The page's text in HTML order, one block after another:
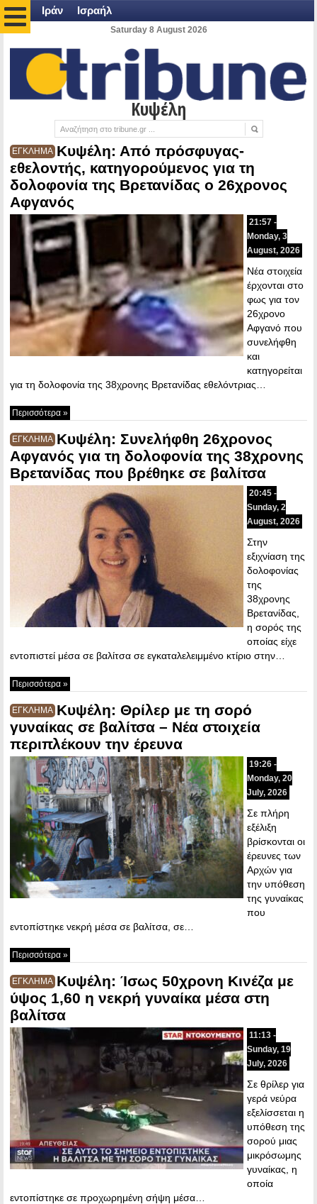
Ιράν Ισραήλ
Saturday 8 August 2026
Κυψέλη
ΕΓΚΛΗΜΑ Κυψέλη: Από πρόσφυγας-
εθελοντής, κατηγορούμενος για τη
δολοφονία της Βρετανίδας ο 26χρονος
Αφγανός
21:57 -
Monday, 3
August, 2026
Νέα στοιχεία
έρχονται στο
φως για τον
26χρονο
Αφγανό που
συνελήφθη
και
κατηγορείται
για τη δολοφονία της 38χρονης Βρετανίδας εθελόντριας…
Περισσότερα »
ΕΓΚΛΗΜΑ Κυψέλη: Συνελήφθη 26χρονος
Αφγανός για τη δολοφονία της 38χρονης
Βρετανίδας που βρέθηκε σε βαλίτσα
20:45 -
Sunday, 2
August, 2026
Στην
εξιχνίαση της
δολοφονίας
της
38χρονης
Βρετανίδας,
η σορός της
οποίας είχε
εντοπιστεί μέσα σε βαλίτσα σε εγκαταλελειμμένο κτίριο στην…
Περισσότερα »
ΕΓΚΛΗΜΑ Κυψέλη: Θρίλερ με τη σορό
γυναίκας σε βαλίτσα – Νέα στοιχεία
περιπλέκουν την έρευνα
19:26 -
Monday, 20
July, 2026
Σε πλήρη
εξέλιξη
βρίσκονται οι
έρευνες των
Αρχών για
την υπόθεση
της γυναίκας
που
εντοπίστηκε νεκρή μέσα σε βαλίτσα, σε…
Περισσότερα »
ΕΓΚΛΗΜΑ Κυψέλη: Ίσως 50χρονη Κινέζα με
ύψος 1,60 η νεκρή γυναίκα μέσα στη
βαλίτσα
11:13 -
Sunday, 19
July, 2026
Σε θρίλερ για
γερά νεύρα
εξελίσσεται η
υπόθεση της
σορού μιας
μικρόσωμης
γυναίκας, η
οποία
εντοπίστηκε σε προχωρημένη σήψη μέσα…